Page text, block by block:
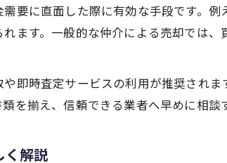
要に直面した際に有効な手段です。
ます。一般的な仲介による売却では
即時査定サービスの利用が推奨され
を揃え、信頼できる業者へ早めに相談
く解説